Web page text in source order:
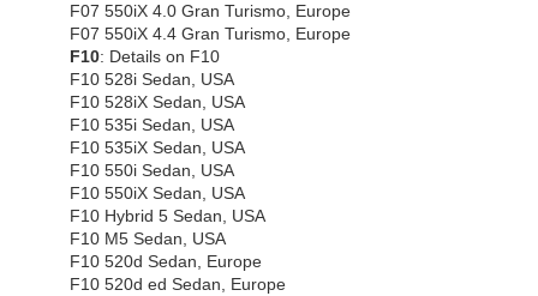
F07 550iX 4.0 Gran Turismo, Europe
F07 550iX 4.4 Gran Turismo, Europe
F10: Details on F10
F10 528i Sedan, USA
F10 528iX Sedan, USA
F10 535i Sedan, USA
F10 535iX Sedan, USA
F10 550i Sedan, USA
F10 550iX Sedan, USA
F10 Hybrid 5 Sedan, USA
F10 M5 Sedan, USA
F10 520d Sedan, Europe
F10 520d ed Sedan, Europe